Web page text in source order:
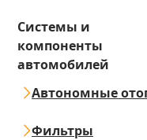
Системы и
компоненты
автомобилей
Автономные
Фильтры